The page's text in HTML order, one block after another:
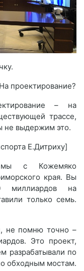
проектирование?
– на
трассе,
не выдержим это.
Е.Дитриху]
мы с Кожемяко
края. Вы
миллиардов на
только семь.
не помню точно –
Это проект,
разрабатывали по
обходным мостам.